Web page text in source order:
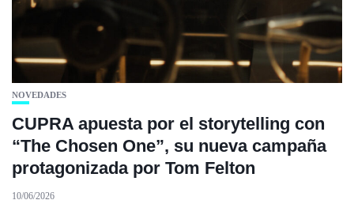
NOVEDADES
CUPRA apuesta por el storytelling con
“The Chosen One”, su nueva campaña
protagonizada por Tom Felton
10/06/2026